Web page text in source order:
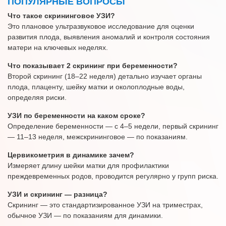
Что такое скрининговое УЗИ?
Это плановое ультразвуковое исследование для оценки
развития плода, выявления аномалий и контроля состояния
матери на ключевых неделях.
Что показывает 2 скрининг при беременности?
Второй скрининг (18–22 неделя) детально изучает органы
плода, плаценту, шейку матки и околоплодные воды,
определяя риски.
УЗИ по беременности на каком сроке?
Определение беременности — с 4–5 недели, первый скрининг
— 11–13 неделя, межскрининговое — по показаниям.
Цервикометрия в динамике зачем?
Измеряет длину шейки матки для профилактики
преждевременных родов, проводится регулярно у групп риска.
УЗИ и скрининг — разница?
Скрининг — это стандартизированное УЗИ на триместрах,
обычное УЗИ — по показаниям для динамики.